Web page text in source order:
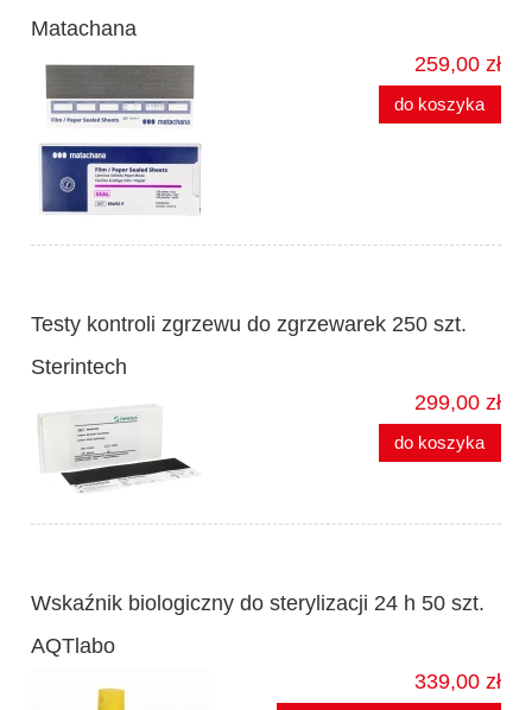
Matachana
259,00 zł
do koszyka
Testy kontroli zgrzewu do zgrzewarek 250 szt.
Sterintech
299,00 zł
do koszyka
Wskaźnik biologiczny do sterylizacji 24 h 50 szt.
AQTlabo
339,00 zł